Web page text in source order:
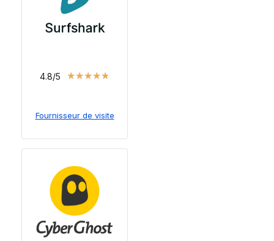
4.8/5 ★★★★★
Fournisseur de visite